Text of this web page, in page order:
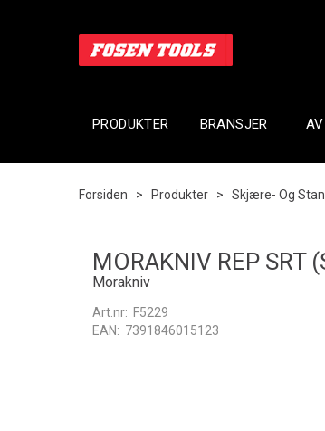
PRODUKTER BRANSJER
Forsiden > Produkter > Skjære- Og
MORAKNIV REP SRT
Morakniv
Art.nr: F5229
EAN: 7391846015123